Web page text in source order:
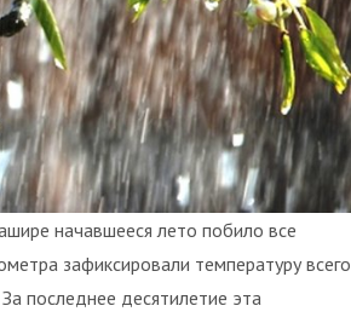
начавшееся лето побило все
зафиксировали температуру всего
последнее десятилетие эта